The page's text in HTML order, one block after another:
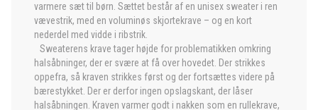
varmere sæt til børn. Sættet består af en unisex sweater i ren
vævestrik, med en voluminøs skjortekrave – og en kort
nederdel med vidde i ribstrik.
Sweaterens krave tager højde for problematikken omkring
halsåbninger, der er svære at få over hovedet. Der strikkes
oppefra, så kraven strikkes først og der fortsættes videre på
bærestykket. Der er derfor ingen opslagskant, der låser
halsåbningen. Kraven varmer godt i nakken som en rullekrave,